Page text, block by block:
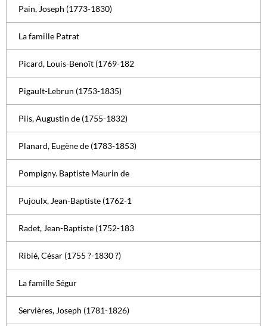
Pain, Joseph (1773-1830)
La famille Patrat
Picard, Louis-Benoît (1769-182
Pigault-Lebrun (1753-1835)
Piis, Augustin de (1755-1832)
Planard, Eugène de (1783-1853)
Pompigny. Baptiste Maurin de
Pujoulx, Jean-Baptiste (1762-1
Radet, Jean-Baptiste (1752-183
Ribié, César (1755 ?-1830 ?)
La famille Ségur
Servières, Joseph (1781-1826)